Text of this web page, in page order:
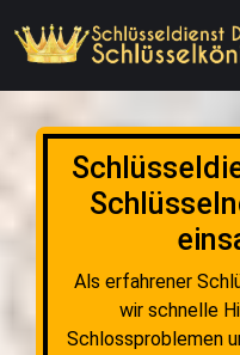
Als erfahrener
wir schnelle
Schlossproblemen